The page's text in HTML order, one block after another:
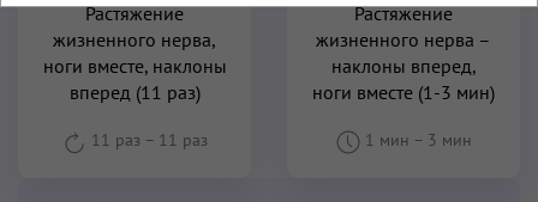
Растяжение
жизненного нерва,
ноги вместе, наклоны
вперед (11 раз)
11 раз – 11 раз
Растяжение
жизненного нерва –
наклоны вперед,
ноги вместе (1-3 мин)
1 мин – 3 мин